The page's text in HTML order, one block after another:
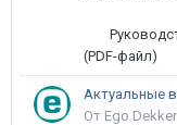
(PDF-файл)
Актуальные
От Ego Dekker